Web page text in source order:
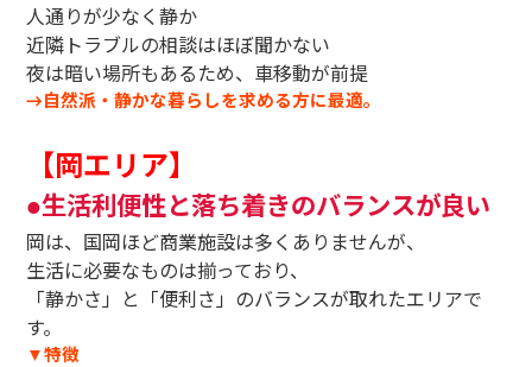
人通りが少なく静か
近隣トラブルの相談はほぼ聞かない
夜は暗い場所もあるため、車移動が前提
→ 自然派・静かな暮らしを求める方に最適。
【岡エリア】
●生活利便性と落ち着きのバランスが良い
岡は、国岡ほど商業施設は多くありませんが、
生活に必要なものは揃っており、
「静かさ」と「便利さ」のバランスが取れたエリアで
す。
▼特徴